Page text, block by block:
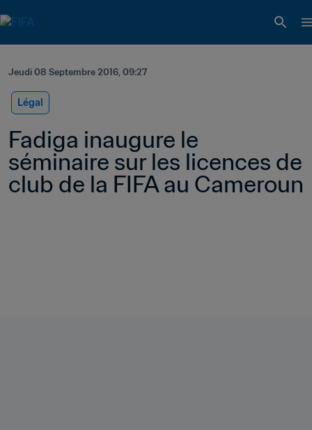
Jeudi 08 Septembre 2016, 09:27
Légal
Fadiga inaugure le
séminaire sur les licences de